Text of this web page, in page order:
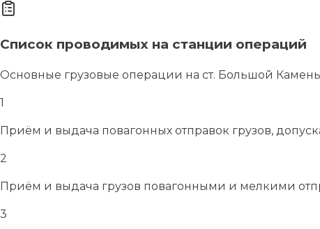
Список проводимых на станции операций
Основные грузовые операции на ст. Большой Камень
1
Приём и выдача повагонных отправок грузов,
2
Приём и выдача грузов повагонными и мелкими
3